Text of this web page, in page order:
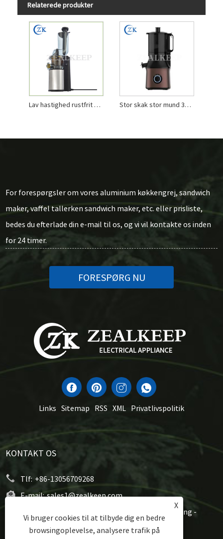
Relaterede produkter
Lav hastighed rustfrit stål House Slow Juicer Stor skak stor mund 300w kobbermotor langsom juicer
For forespørgsler om vores aluminium køkkengrej, sandwich
maker, vaffel tallerken sandwich maker, etc. eller prisliste,
bedes du efterlade din e-mail til os, og vi vil kontakte os inden
for 24 timer.
FORESPØRG NU
Links Sitemap RSS XML Privatlivspolitik
KONTAKT OS
Tlf: +86-13056709268
E-mail: sales1@zealkeep.com
Saint Street, Cixi City og City City, Zhejiang -
provinsen, Kina
X
Vi bruger cookies til at tilbyde dig en bedre
browsingoplevelse, analysere trafik på